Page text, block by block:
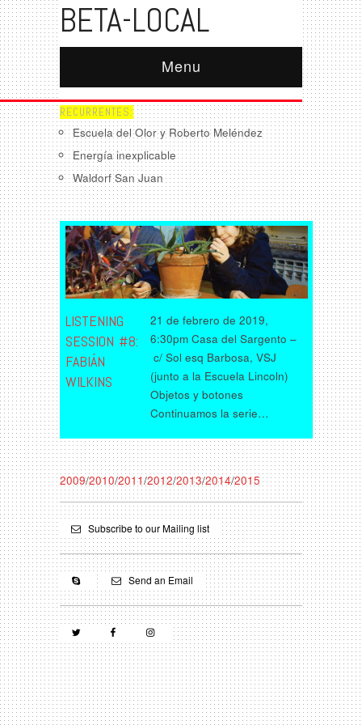
BETA-LOCAL
Menu
RECURRENTES:
Escuela del Olor y Roberto Meléndez
Energía inexplicable
Waldorf San Juan
LISTENING
SESSION #8:
FABIÁN
WILKINS
21 de febrero de 2019,
6:30pm Casa del Sargento –
c/ Sol esq Barbosa, VSJ
(junto a la Escuela Lincoln)
Objetos y botones
Continuamos la serie…
2009/2010/2011/2012/2013/2014/2015
Subscribe to our Mailing list
Send an Email